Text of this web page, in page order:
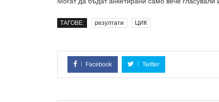
ТАГОВЕ: резултати ЦИК
Facebook Twitter